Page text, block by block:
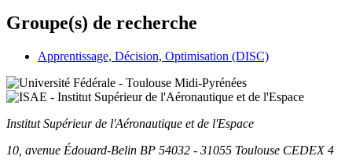
Groupe(s) de recherche
Apprentissage, Décision, Optimisation (DISC)
Institut Supérieur de l'Aéronautique et de l'Espace
10, avenue Édouard-Belin BP 54032 - 31055 Toulouse CEDEX 4